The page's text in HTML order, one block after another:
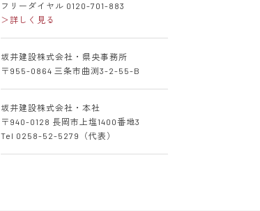
フリーダイヤル 0120-701-883
＞詳しく見る
坂井建設株式会社・県央事務所
〒955-0864 三条市曲渕3-2-55-B
坂井建設株式会社・本社
〒940-0128 長岡市上塩1400番地3
Tel 0258-52-5279（代表）